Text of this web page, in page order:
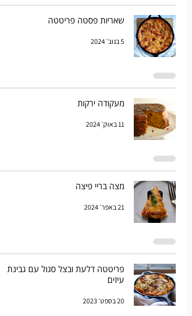
שאריות פסטה פריטטה
5 בנוב׳ 2024
מעקודה ירקות
11 באוק׳ 2024
מצה בריי פיצה
21 באפר׳ 2024
פריטטה דלעת ובצל סגול עם גבינת
עיזים
20 בספט׳ 2023